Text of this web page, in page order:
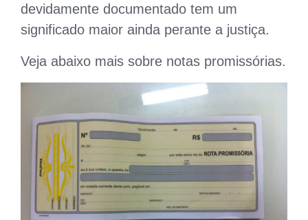
devidamente documentado tem um
significado maior ainda perante a justiça.
Veja abaixo mais sobre notas promissórias.